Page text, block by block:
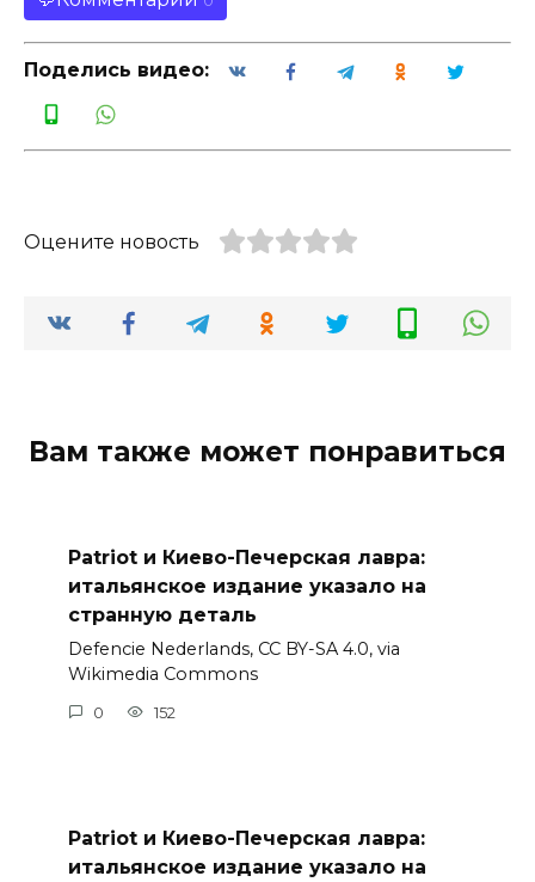
Поделись видео:
Оцените новость
Вам также может понравиться
Patriot и Киево-Печерская лавра:
итальянское издание указало на
странную деталь
Defencie Nederlands, CC BY-SA 4.0, via
Wikimedia Commons
0 152
Patriot и Киево-Печерская лавра:
итальянское издание указало на